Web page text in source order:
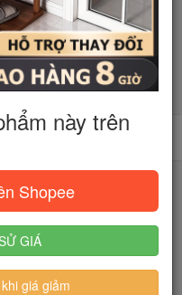
này trên
Shopee
GIÁ
giá giảm